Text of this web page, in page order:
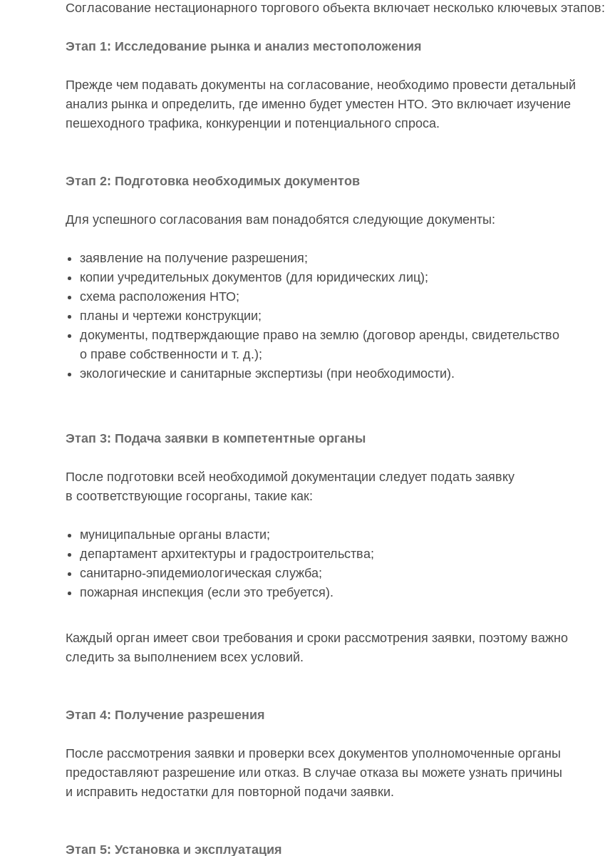
Согласование нестационарного торгового объекта включает несколько ключевых этапов:
Этап 1: Исследование рынка и анализ местоположения
Прежде чем подавать документы на согласование, необходимо провести детальный
анализ рынка и определить, где именно будет уместен НТО. Это включает изучение
пешеходного трафика, конкуренции и потенциального спроса.
Этап 2: Подготовка необходимых документов
Для успешного согласования вам понадобятся следующие документы:
заявление на получение разрешения;
копии учредительных документов (для юридических лиц);
схема расположения НТО;
планы и чертежи конструкции;
документы, подтверждающие право на землю (договор аренды, свидетельство
о праве собственности и т. д.);
экологические и санитарные экспертизы (при необходимости).
Этап 3: Подача заявки в компетентные органы
После подготовки всей необходимой документации следует подать заявку
в соответствующие госорганы, такие как:
муниципальные органы власти;
департамент архитектуры и градостроительства;
санитарно-эпидемиологическая служба;
пожарная инспекция (если это требуется).
Каждый орган имеет свои требования и сроки рассмотрения заявки, поэтому важно
следить за выполнением всех условий.
Этап 4: Получение разрешения
После рассмотрения заявки и проверки всех документов уполномоченные органы
предоставляют разрешение или отказ. В случае отказа вы можете узнать причины
и исправить недостатки для повторной подачи заявки.
Этап 5: Установка и эксплуатация